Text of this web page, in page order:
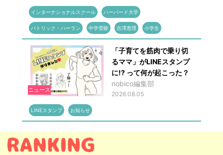
インターナショナルスクール ハーバード大学
パトリック・ハーラン 中学受験 吉澤恵理 小学生
ニュース
「子育てを筋肉で乗り切
るママ」がLINEスタンプ
に!? って何が起こった？
nobico編集部
2026.08.05
LINEスタンプ お知らせ